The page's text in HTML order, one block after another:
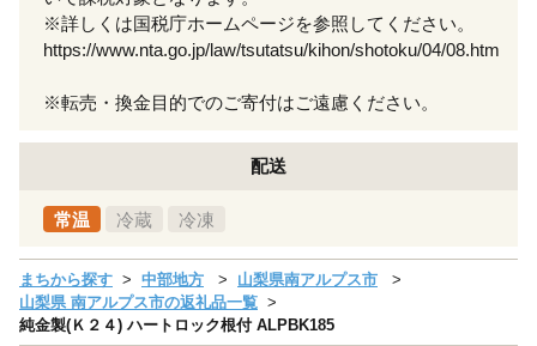
※詳しくは国税庁ホームページを参照してください。
https://www.nta.go.jp/law/tsutatsu/kihon/shotoku/04/08.htm
※転売・換金目的でのご寄付はご遠慮ください。
配送
常温 冷蔵 冷凍
まちから探す 中部地方
山梨県南アルプス市
山梨県 南アルプス市の返礼品一覧
純金製(Ｋ２４) ハートロック根付 ALPBK185